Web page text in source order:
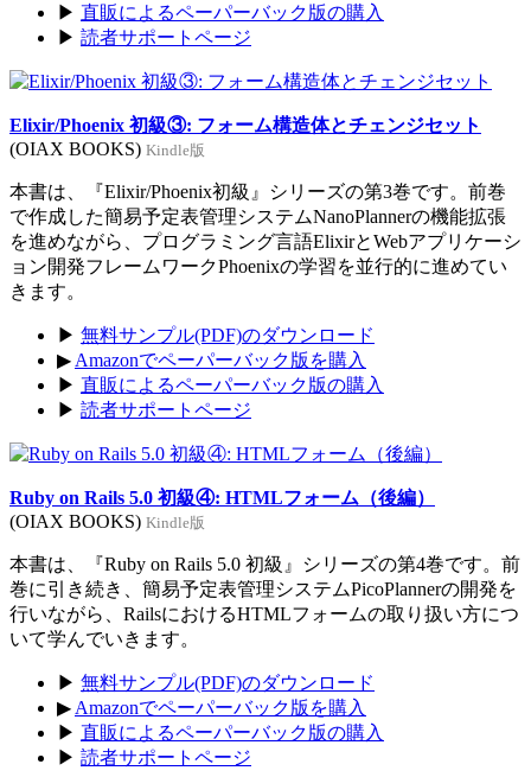
▶ 直販によるペーパーバック版の購入
▶ 読者サポートページ
Elixir/Phoenix 初級③: フォーム構造体とチェンジセット
(OIAX BOOKS) Kindle版
本書は、『Elixir/Phoenix初級』シリーズの第3巻です。前巻
で作成した簡易予定表管理システムNanoPlannerの機能拡張
を進めながら、プログラミング言語ElixirとWebアプリケーシ
ョン開発フレームワークPhoenixの学習を並行的に進めてい
きます。
▶ 無料サンプル(PDF)のダウンロード
▶ Amazonでペーパーバック版を購入
▶ 直販によるペーパーバック版の購入
▶ 読者サポートページ
Ruby on Rails 5.0 初級④: HTMLフォーム（後編）
(OIAX BOOKS) Kindle版
本書は、『Ruby on Rails 5.0 初級』シリーズの第4巻です。前
巻に引き続き、簡易予定表管理システムPicoPlannerの開発を
行いながら、RailsにおけるHTMLフォームの取り扱い方につ
いて学んでいきます。
▶ 無料サンプル(PDF)のダウンロード
▶ Amazonでペーパーバック版を購入
▶ 直販によるペーパーバック版の購入
▶ 読者サポートページ